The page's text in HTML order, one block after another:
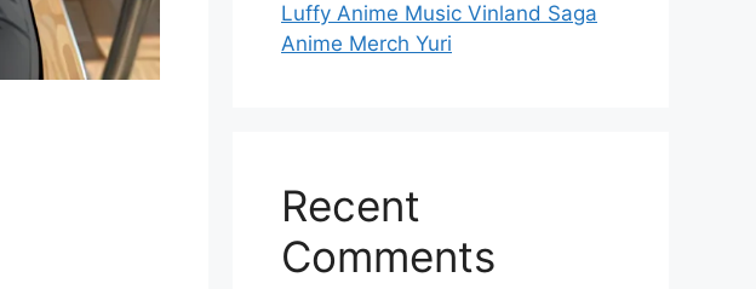
Luffy Anime Music Vinland Saga
Anime Merch Yuri
Recent
Comments